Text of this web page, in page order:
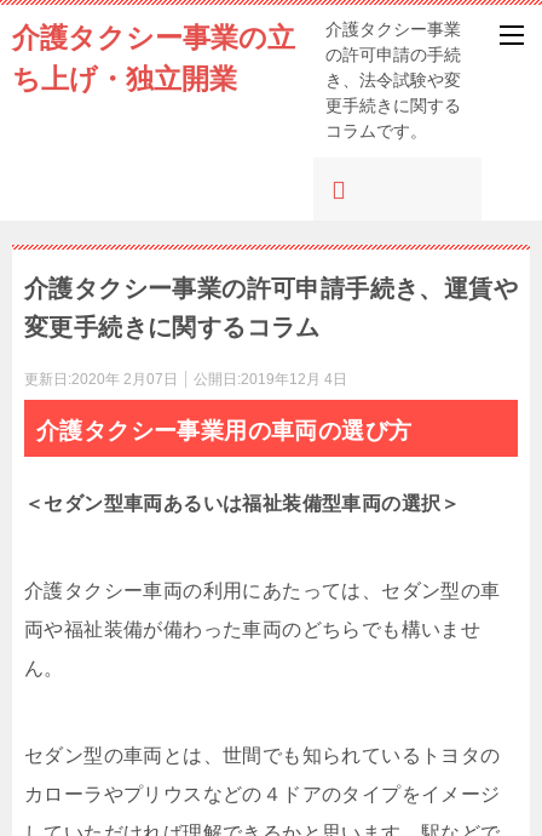
介護タクシー事業の立
ち上げ・独立開業
介護タクシー事業
の許可申請の手続
き、法令試験や変
更手続きに関する
コラムです。
介護タクシー事業の許可申請手続き、運賃や
変更手続きに関するコラム
更新日:2020年 2月07日 公開日:2019年12月 4日
介護タクシー事業用の車両の選び方
＜セダン型車両あるいは福祉装備型車両の選択＞
介護タクシー車両の利用にあたっては、セダン型の車
両や福祉装備が備わった車両のどちらでも構いませ
ん。
セダン型の車両とは、世間でも知られているトヨタの
カローラやプリウスなどの４ドアのタイプをイメージ